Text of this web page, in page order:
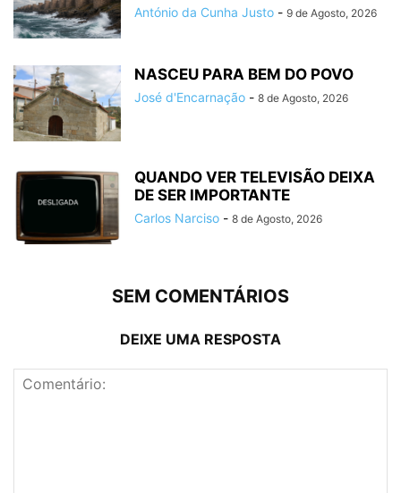
António da Cunha Justo - 9 de Agosto, 2026
NASCEU PARA BEM DO POVO
José d'Encarnação - 8 de Agosto, 2026
QUANDO VER TELEVISÃO DEIXA
DE SER IMPORTANTE
Carlos Narciso - 8 de Agosto, 2026
SEM COMENTÁRIOS
DEIXE UMA RESPOSTA